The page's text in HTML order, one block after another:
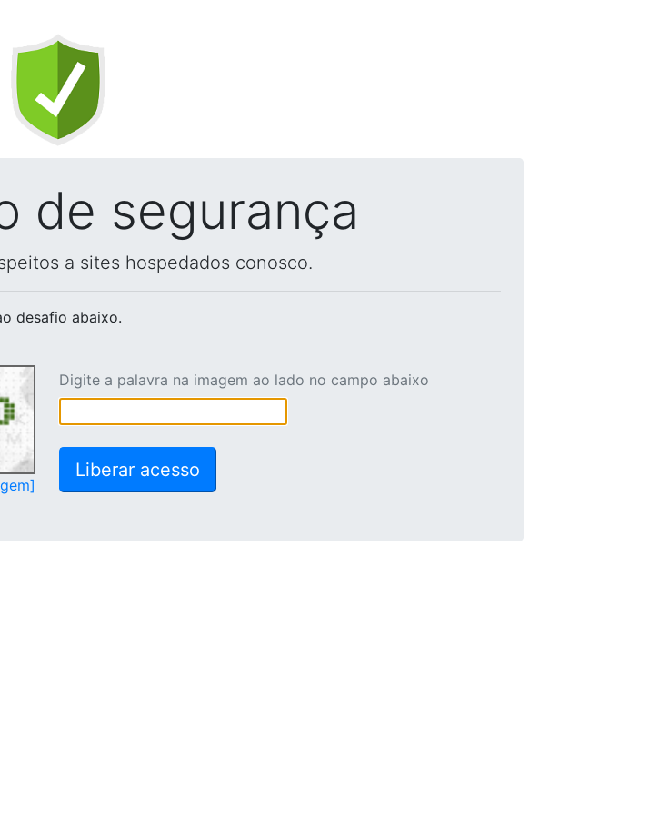
de segurança
a sites hospedados conosco.
desafio abaixo.
Digite a palavra na imagem ao lado no campo abaixo